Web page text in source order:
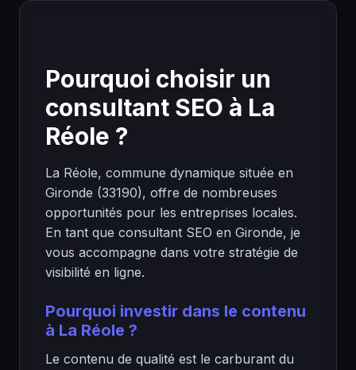
Pourquoi choisir un
consultant SEO à La
Réole ?
La Réole, commune dynamique située en
Gironde (33190), offre de nombreuses
opportunités pour les entreprises locales.
En tant que consultant SEO en Gironde, je
vous accompagne dans votre stratégie de
visibilité en ligne.
Pourquoi investir dans le contenu
à La Réole ?
Le contenu de qualité est le carburant du